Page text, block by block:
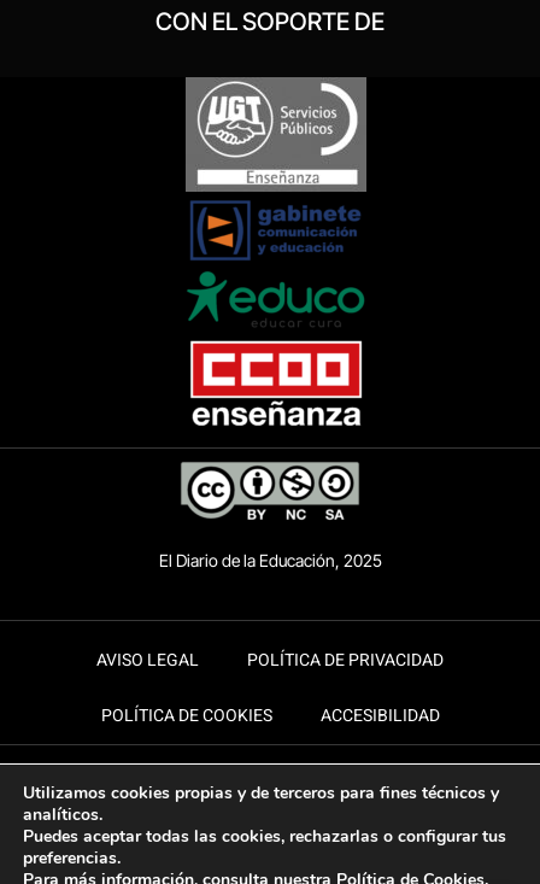
CON EL SOPORTE DE
El Diario de la Educación, 2025
AVISO LEGAL POLÍTICA DE PRIVACIDAD
POLÍTICA DE COOKIES ACCESIBILIDAD
Utilizamos cookies propias y de terceros para fines técnicos y
analíticos.
Puedes aceptar todas las cookies, rechazarlas o configurar tus
preferencias.